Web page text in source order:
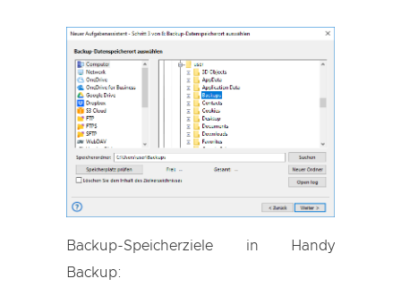
Backup-Speicherziele in Handy
Backup: